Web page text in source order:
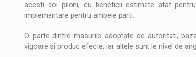
acesti doi piloni, cu beneficii estimate atat
implementare pentru ambele parti.
O parte dintre masurile adoptate de autoritati,
vigoare si produc efecte, iar altele sunt le nivel de